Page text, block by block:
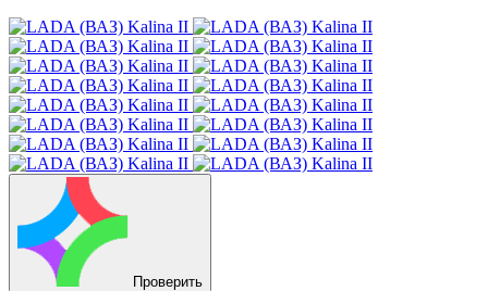
Проверить